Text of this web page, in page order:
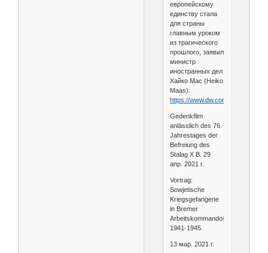
европейскому
единству стала
для страны
главным уроком
из трагического
прошлого, заявил
министр
иностранных дел
Хайко Мас (Heiko
Maas).
https://www.dw.com/ru....7880523
Gedenkfilm
anlässlich des 76.
Jahrestages der
Befreiung des
Stalag X B. 29
апр. 2021 г.
Vortrag:
Sowjetische
Kriegsgefangene
in Bremer
Arbeitskommandos
1941-1945.
13 мар. 2021 г.